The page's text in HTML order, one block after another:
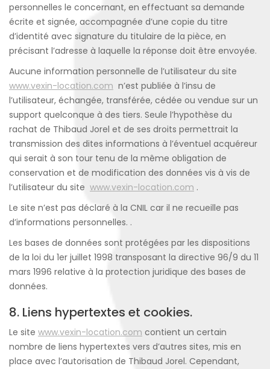
personnelles le concernant, en effectuant sa demande
écrite et signée, accompagnée d’une copie du titre
d’identité avec signature du titulaire de la pièce, en
précisant l’adresse à laquelle la réponse doit être envoyée.
Aucune information personnelle de l’utilisateur du site
www.vexin-location.com n’est publiée à l’insu de
l’utilisateur, échangée, transférée, cédée ou vendue sur un
support quelconque à des tiers. Seule l’hypothèse du
rachat de Thibaud Jorel et de ses droits permettrait la
transmission des dites informations à l’éventuel acquéreur
qui serait à son tour tenu de la même obligation de
conservation et de modification des données vis à vis de
l’utilisateur du site www.vexin-location.com .
Le site n’est pas déclaré à la CNIL car il ne recueille pas
d’informations personnelles. .
Les bases de données sont protégées par les dispositions
de la loi du 1er juillet 1998 transposant la directive 96/9 du 11
mars 1996 relative à la protection juridique des bases de
données.
8. Liens hypertextes et cookies.
Le site www.vexin-location.com contient un certain
nombre de liens hypertextes vers d’autres sites, mis en
place avec l’autorisation de Thibaud Jorel. Cependant,